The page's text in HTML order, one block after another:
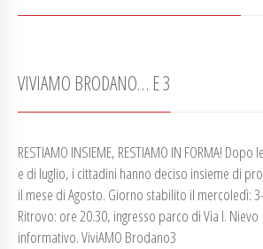
VIVIAMO BRODANO… E 3
RESTIAMO INSIEME, RESTIAMO IN FORMA!
e di luglio, i cittadini hanno deciso insieme di
il mese di Agosto. Giorno stabilito il mercoledì:
Ritrovo: ore 20.30, ingresso parco di Via I.
informativo. ViviAMO Brodano3